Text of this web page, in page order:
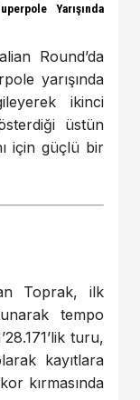
Yarışında
Round’da
yarışında
ikinci
üstün
için güçlü bir
Toprak, ilk
tempo
turu,
kayıtlara
kırmasında